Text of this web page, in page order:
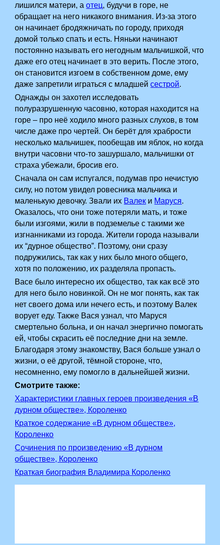
лишился матери, аотец, будучи в горе, не
обращает на него никакого внимания. Из-за этого
он начинает бродяжничать по городу, приходя
домой только спать и есть. Няньки начинают
постоянно называть его негодным мальчишкой, что
даже его отец начинает в это верить. После этого,
он становится изгоем в собственном доме, ему
даже запретили играться с младшейсестрой.
Однажды он захотел исследовать
полуразрушенную часовню, которая находится на
горе – про неё ходило много разных слухов, в том
числе даже про чертей. Он берёт для храбрости
несколько мальчишек, пообещав им яблок, но когда
внутри часовни что-то зашуршало, мальчишки от
страха убежали, бросив его.
Сначала он сам испугался, подумав про нечистую
силу, но потом увидел ровесника мальчика и
маленькую девочку. Звали их Валек и Маруся.
Оказалось, что они тоже потеряли мать, и тоже
были изгоями, жили в подземелье с такими же
изгнанниками из города. Жители города называли
их “дурное общество”. Поэтому, они сразу
подружились, так как у них было много общего,
хотя по положению, их разделяла пропасть.
Васе было интересно их общество, так как всё это
для него было новинкой. Он не мог понять, как так
нет своего дома или нечего есть, и поэтому Валек
ворует еду. Также Вася узнал, что Маруся
смертельно больна, и он начал энергично помогать
ей, чтобы скрасить её последние дни на земле.
Благодаря этому знакомству, Вася больше узнал о
жизни, о её другой, тёмной стороне, что,
несомненно, ему помогло в дальнейшей жизни.
Смотрите также:
Характеристики главных героев произведения «В
дурном обществе», Короленко
Краткое содержание «В дурном обществе»,
Короленко
Сочинения по произведению «В дурном
обществе», Короленко
Краткая биография Владимира Короленко